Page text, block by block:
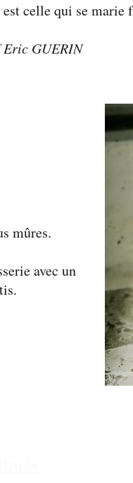
celle qui se marie
Eric GUERIN
mûres.
avec un